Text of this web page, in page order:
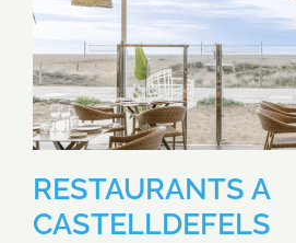
RESTAURANTS A
CASTELLDEFELS